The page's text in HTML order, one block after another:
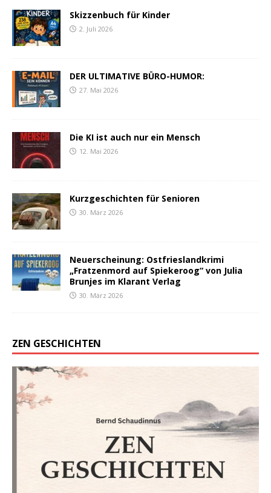
Skizzenbuch für Kinder
2. Juli 2026
DER ULTIMATIVE BÜRO-HUMOR:
27. Mai 2026
Die KI ist auch nur ein Mensch
12. Mai 2026
Kurzgeschichten für Senioren
30. März 2026
Neuerscheinung: Ostfrieslandkrimi
„Fratzenmord auf Spiekeroog“ von Julia
Brunjes im Klarant Verlag
30. März 2026
ZEN GESCHICHTEN